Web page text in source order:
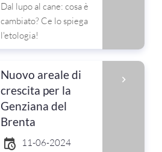
Dal lupo al cane: cosa è
cambiato? Ce lo spiega
l'etologia!
Nuovo areale di
crescita per la
Genziana del
Brenta
11-06-2024